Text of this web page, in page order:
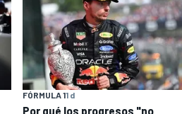
FÓRMULA 11 d
Por qué los progresos "no